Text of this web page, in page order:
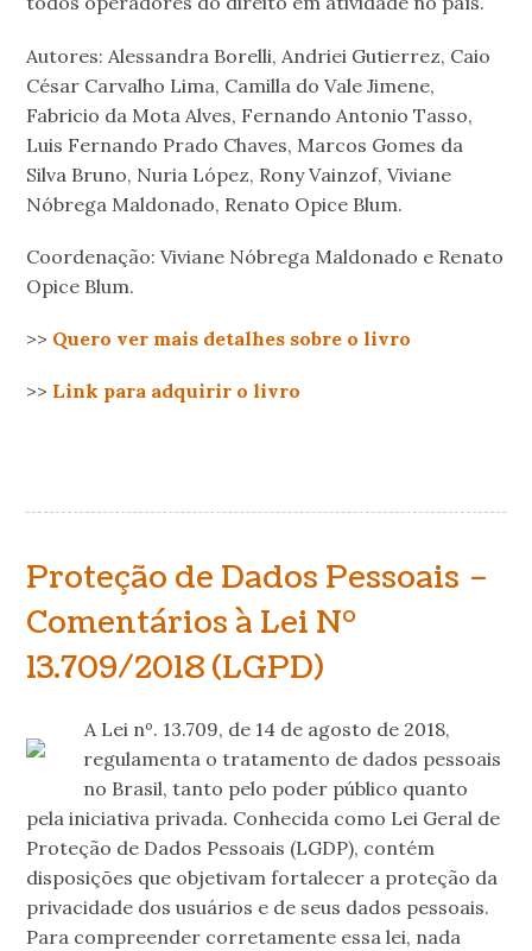
Autores: Alessandra Borelli, Andriei Gutierrez, Caio
César Carvalho Lima, Camilla do Vale Jimene,
Fabricio da Mota Alves, Fernando Antonio Tasso,
Luis Fernando Prado Chaves, Marcos Gomes da
Silva Bruno, Nuria López, Rony Vainzof, Viviane
Nóbrega Maldonado, Renato Opice Blum.
Coordenação: Viviane Nóbrega Maldonado e Renato
Opice Blum.
>> Quero ver mais detalhes sobre o livro
>> Link para adquirir o livro
Proteção de Dados Pessoais –
Comentários à Lei Nº
13.709/2018 (LGPD)
A Lei nº. 13.709, de 14 de agosto de 2018,
regulamenta o tratamento de dados pessoais
no Brasil, tanto pelo poder público quanto
pela iniciativa privada. Conhecida como Lei Geral de
Proteção de Dados Pessoais (LGDP), contém
disposições que objetivam fortalecer a proteção da
privacidade dos usuários e de seus dados pessoais.
Para compreender corretamente essa lei, nada